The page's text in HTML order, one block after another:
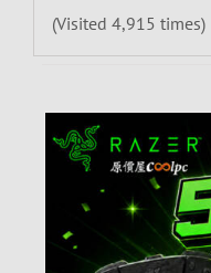
(Visited 4,915 times)